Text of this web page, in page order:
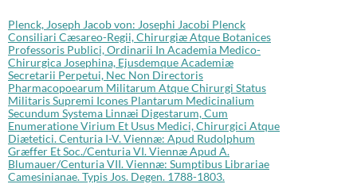
Plenck, Joseph Jacob von: Josephi Jacobi Plenck
Consiliari Cæsareo-Regii, Chirurgiæ Atque Botanices
Professoris Publici, Ordinarii In Academia Medico-
Chirurgica Josephina, Ejusdemque Academiæ
Secretarii Perpetui, Nec Non Directoris
Pharmacopoearum Militarum Atque Chirurgi Status
Militaris Supremi Icones Plantarum Medicinalium
Secundum Systema Linnæi Digestarum, Cum
Enumeratione Virium Et Usus Medici, Chirurgici Atque
Diætetici. Centuria I-V. Viennæ: Apud Rudolphum
Græffer Et Soc./Centuria VI. Viennæ Apud A.
Blumauer/Centuria VII. Viennæ: Sumptibus Librariae
Camesinianae. Typis Jos. Degen. 1788-1803.